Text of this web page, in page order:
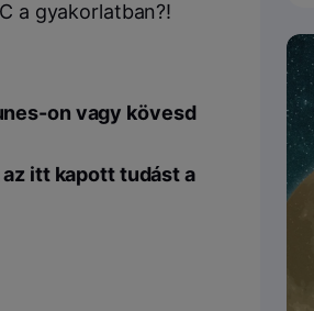
a gyakorlatban?!
on vagy kövesd
itt kapott tudást a